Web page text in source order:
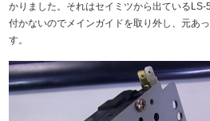
かりました。それはセイミツから出ている
付かないのでメインガイドを取り外し、元あ
す。